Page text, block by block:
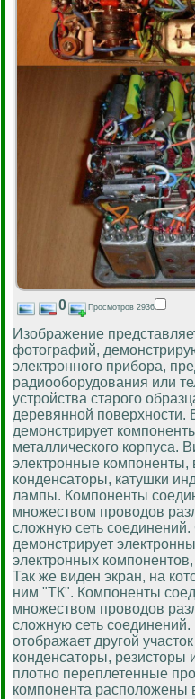
0 Просмотров 2936
Изображение
фотографий,
электронного прибора,
радиооборудования или
устройства старого
деревянной
демонстрирует
металлического корпуса.
электронные компоненты,
конденсаторы, катушки
лампы. Компоненты
множеством проводов
сложную сеть
демонстрирует
электронных
Так же виден экран, на
ним "ТК". Компоненты
множеством проводов
сложную сеть
отображает другой
конденсаторы, резисторы
плотно переплетенные
компонента расположены